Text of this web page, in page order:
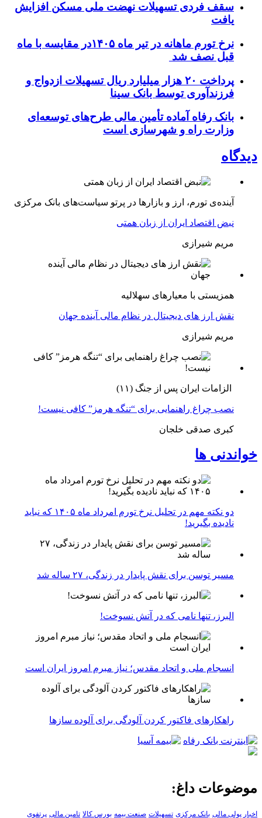
سقف فردی تسهیلات نهضت ملی مسکن افزایش
یافت
نرخ تورم ماهانه در تیر ماه ۱۴۰۵در مقایسه با ماه
قبل نصف شد
پرداخت ۲۰ هزار میلیارد ریال تسهیلات ازدواج و
فرزند‌آوری توسط بانک سینا
بانک رفاه آماده تأمین مالی طرح‌های توسعه‌ای
وزارت راه و شهرسازی است
دیدگاه
آینده‌ی تورم، ارز و بازارها در پرتو سیاست‌های بانک مرکزی
نبض اقتصاد ایران از زبان همتی
مریم شیرازی
همزیستی با معیارهای سهلالیه
نقش ارز های دیجیتال در نظام مالی آینده جهان
مریم شیرازی
الزامات ایران پس از جنگ (۱۱)
نصب چراغ راهنمایی برای “تنگه هرمز” کافی نیست!
کبری صدقی خلجان
خواندنی ها
دو نکته مهم در تحلیل نرخ تورم امرداد ماه ۱۴۰۵ که نباید
نادیده بگیرید!
مسیر توسن برای نقش پایدار در زندگی، ۲۷ ساله شد
البرز، تنها نامی که در آتش نسوخت!
انسجام ملی و اتحاد مقدس؛ نیاز مبرم امروز ایران است
راهکارهای فاکتور کردن آلودگی برای آلوده سازها
موضوعات داغ:
اخبار پولی مالی بانک مرکزی تسهیلات صنعت بیمه بورس کالا تامین مالی پرتفوی